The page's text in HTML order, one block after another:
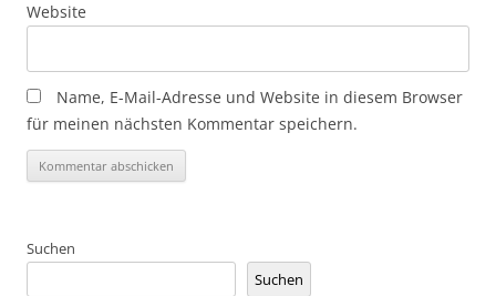
Website
Name, E-Mail-Adresse und Website in diesem Browser
für meinen nächsten Kommentar speichern.
Suchen
Suchen